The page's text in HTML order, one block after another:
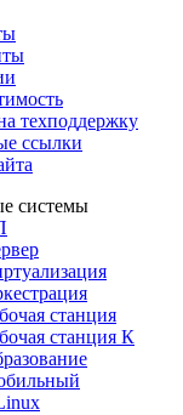
техподдержку
ссылки
системы
станция
станция К